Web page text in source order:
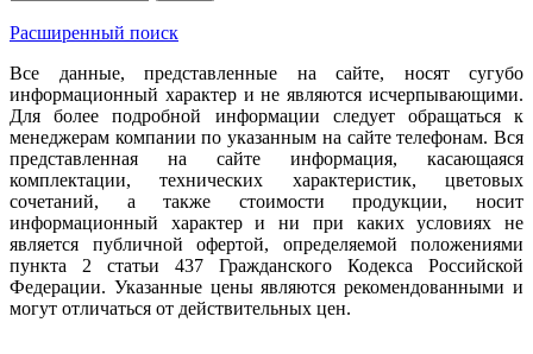
Расширенный поиск
Все данные, представленные на сайте, носят сугубо
информационный характер и не являются исчерпывающими.
Для более подробной информации следует обращаться к
менеджерам компании по указанным на сайте телефонам. Вся
представленная на сайте информация, касающаяся
комплектации, технических характеристик, цветовых
сочетаний, а также стоимости продукции, носит
информационный характер и ни при каких условиях не
является публичной офертой, определяемой положениями
пункта 2 статьи 437 Гражданского Кодекса Российской
Федерации. Указанные цены являются рекомендованными и
могут отличаться от действительных цен.